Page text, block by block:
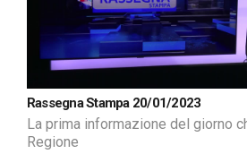
Rassegna Stampa 20/01/2023
La prima informazione del giorno
Regione